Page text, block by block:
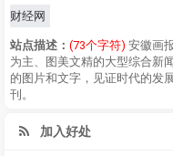
财经网
站点描述： (73个字符) 安徽画
为主、图美文精的大型综合新
的图片和文字，见证时代的发
刊。
加入好处